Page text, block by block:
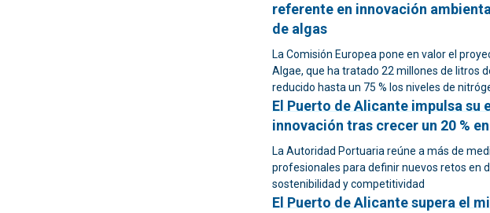
referente en innovación
de algas
La Comisión Europea pone en valor el
Algae, que ha tratado 22 millones de litros
reducido hasta un 75 % los niveles de
El Puerto de Alicante impulsa su
innovación tras crecer un 20 %
La Autoridad Portuaria reúne a más de
profesionales para definir nuevos retos en
sostenibilidad y competitividad
El Puerto de Alicante supera el